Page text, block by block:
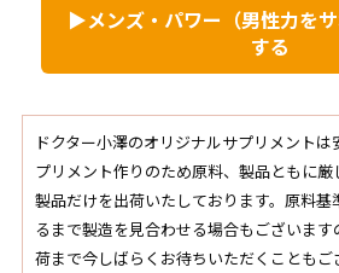
▶メンズ・パワー（男性力を
する
ドクター小澤のオリジナルサプリメント
プリメント作りのため原料、製品ともに
製品だけを出荷いたしております。原料
るまで製造を見合わせる場合もございま
荷まで今しばらくお待ちいただくことも